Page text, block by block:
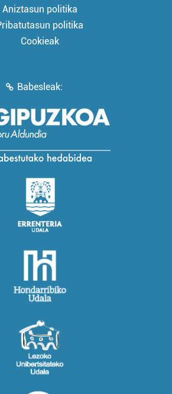
Aniztasun politika
politika
Cookieak
Babesleak: